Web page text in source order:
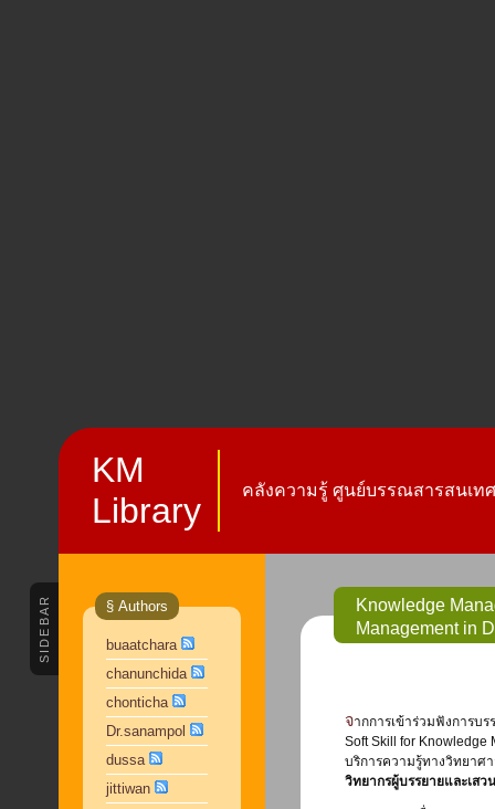
KM
Library
คลังความรู้ ศูนย์บรรณสารสนเท
SIDEBAR § Authors
buaatchara
chanunchida
chonticha
Dr.sanampol
dussa
jittiwan
Knowledge
Management in
จากการเข้าร่วมฟังการบรรยาย ในหัวข้อเรื่อง Knowledge Management 4.0 (KM 4.0) และฟังการเสวนา เรื่อง
Soft Skill for
บริการความรู้ทางวิทยาศ
วิทยากรผู้บรรยายและเสว